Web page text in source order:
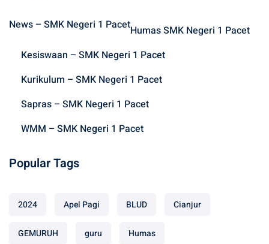
fNews – SMK Negeri 1 PacetHumas SMK Negeri 1 Pacet
Kesiswaan – SMK Negeri 1 Pacet
Kurikulum – SMK Negeri 1 Pacet
Sapras – SMK Negeri 1 Pacet
WMM – SMK Negeri 1 Pacet
Popular Tags
2024 Apel Pagi BLUD Cianjur
GEMURUH guru Humas